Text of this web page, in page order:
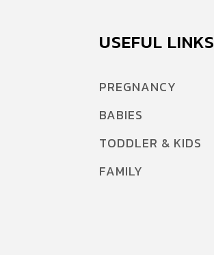
USEFUL LINKS
PREGNANCY
BABIES
TODDLER & KIDS
FAMILY